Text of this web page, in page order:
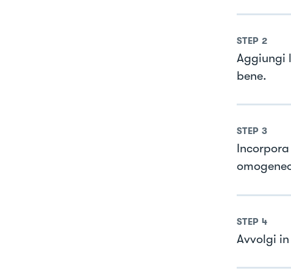
STEP 2
Aggiungi
bene.
STEP 3
STEP 4
Avvolgi